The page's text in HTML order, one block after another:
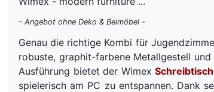
- Angebot ohne Deko & Beimöbel -
Genau die richtige Kombi für
robuste, graphit-farbene Metallgestell
Ausführung bietet der WimexSchreibtisch
spielerisch am PC zu entspannen. Dank